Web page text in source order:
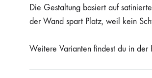
Die Gestaltung basiert auf
der Wand spart Platz, weil kein
Weitere Varianten findest du in der